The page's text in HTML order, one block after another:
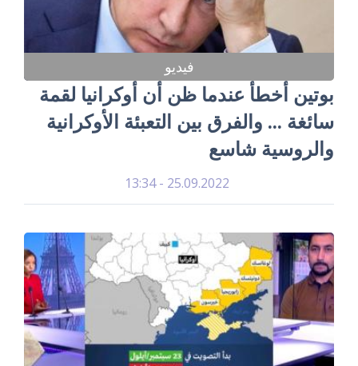
فيديو
بوتين أخطأ عندما ظن أن أوكرانيا لقمة
سائغة ... والفرق بين التعبئة الأوكرانية
والروسية شاسع
25.09.2022 - 13:34